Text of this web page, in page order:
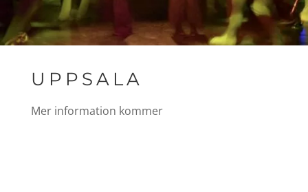
UPPSALA
Mer information kommer